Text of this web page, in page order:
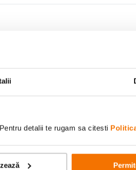
detalii te rugam sa citesti